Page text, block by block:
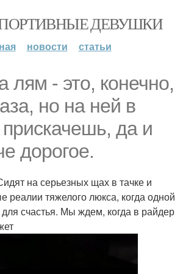
СПОРТИВНЫЕ ДЕВУШКИ
новости статьи
лям - это, конечно,
но на ней в
прискачешь, да и
дорогое.
на серьезных щах в тачке и
реалии тяжелого люкса, когда одной
счастья. Мы ждем, когда в райдер